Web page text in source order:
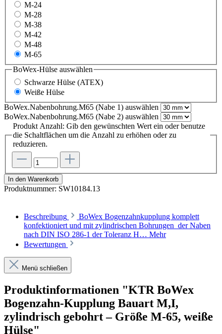
M-24
M-28
M-38
M-42
M-48
M-65
BoWex-Hülse auswählen
Schwarze Hülse (ATEX)
Weiße Hülse
BoWex.Nabenbohrung.M65 (Nabe 1) auswählen
BoWex.Nabenbohrung.M65 (Nabe 2) auswählen
Produkt Anzahl: Gib den gewünschten Wert ein oder benutze
die Schaltflächen um die Anzahl zu erhöhen oder zu
reduzieren.
In den Warenkorb
Produktnummer: SW10184.13
Beschreibung
BoWex Bogenzahnkupplung komplett
konfektioniert und mit zylindrischen Bohrungen der Naben
nach DIN ISO 286-1 der Toleranz H… Mehr
Bewertungen
Menü schließen
Produktinformationen "KTR BoWex
Bogenzahn-Kupplung Bauart M,I,
zylindrisch gebohrt – Größe M-65, weiße
Hülse"